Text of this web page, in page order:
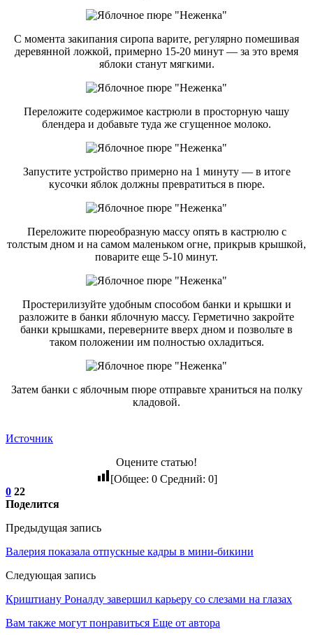
С момента закипания сиропа варите, регулярно помешивая
деревянной ложкой, примерно 15-20 минут — за это время
яблоки станут мягкими.
Переложите содержимое кастрюли в просторную чашу
блендера и добавьте туда же сгущенное молоко.
Запустите устройство примерно на 1 минуту — в итоге
кусочки яблок должны превратиться в пюре.
Переложите пюреобразную массу опять в кастрюлю с
толстым дном и на самом маленьком огне, прикрыв крышкой,
поварите еще 5-10 минут.
Простерилизуйте удобным способом банки и крышки и
разложите в банки яблочную массу. Герметично закройте
банки крышками, переверните вверх дном и позвольте в
таком положении им полностью охладиться.
Затем банки с яблочным пюре отправьте храниться на полку
кладовой.
Источник
Оцените статью!
[Общее: 0Средний: 0]
0 22
Поделится
Предыдущая запись
Валерия показала отпускные кадры в мини-бикини
Следующая запись
Криштиану Роналду завершил карьеру со слезами на глазах
Вам также могут понравиться Еще от автора